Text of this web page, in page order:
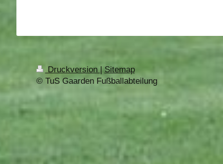
Druckversion | Sitemap
© TuS Gaarden Fußballabteilung